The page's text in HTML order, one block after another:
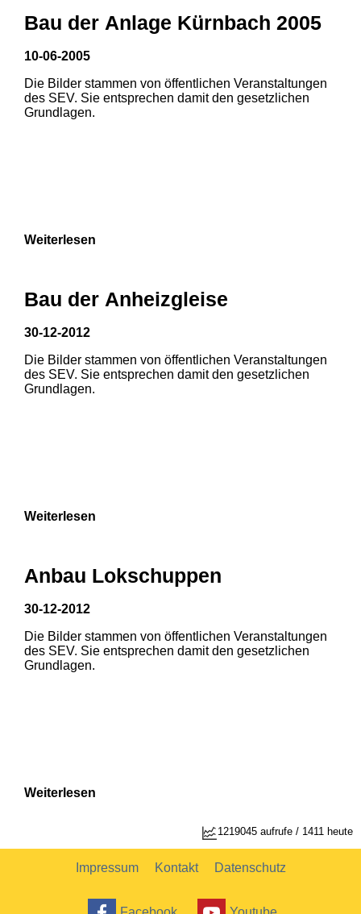
1 2 3
1 2
1 2
Bau der Anlage Kürnbach 2005
10-06-2005
Die Bilder stammen von öffentlichen Veranstaltungen
des SEV. Sie entsprechen damit den gesetzlichen
Grundlagen.
Weiterlesen
Bau der Anheizgleise
30-12-2012
Die Bilder stammen von öffentlichen Veranstaltungen
des SEV. Sie entsprechen damit den gesetzlichen
Grundlagen.
Weiterlesen
Anbau Lokschuppen
30-12-2012
Die Bilder stammen von öffentlichen Veranstaltungen
des SEV. Sie entsprechen damit den gesetzlichen
Grundlagen.
Weiterlesen
1219045 aufrufe / 1411 heute
Impressum Kontakt Datenschutz